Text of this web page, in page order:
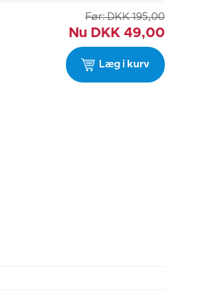
Før: DKK 195,00
Nu DKK 49,00
Læg i kurv